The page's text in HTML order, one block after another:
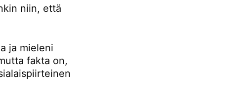
niin, että
ja mieleni
fakta on,